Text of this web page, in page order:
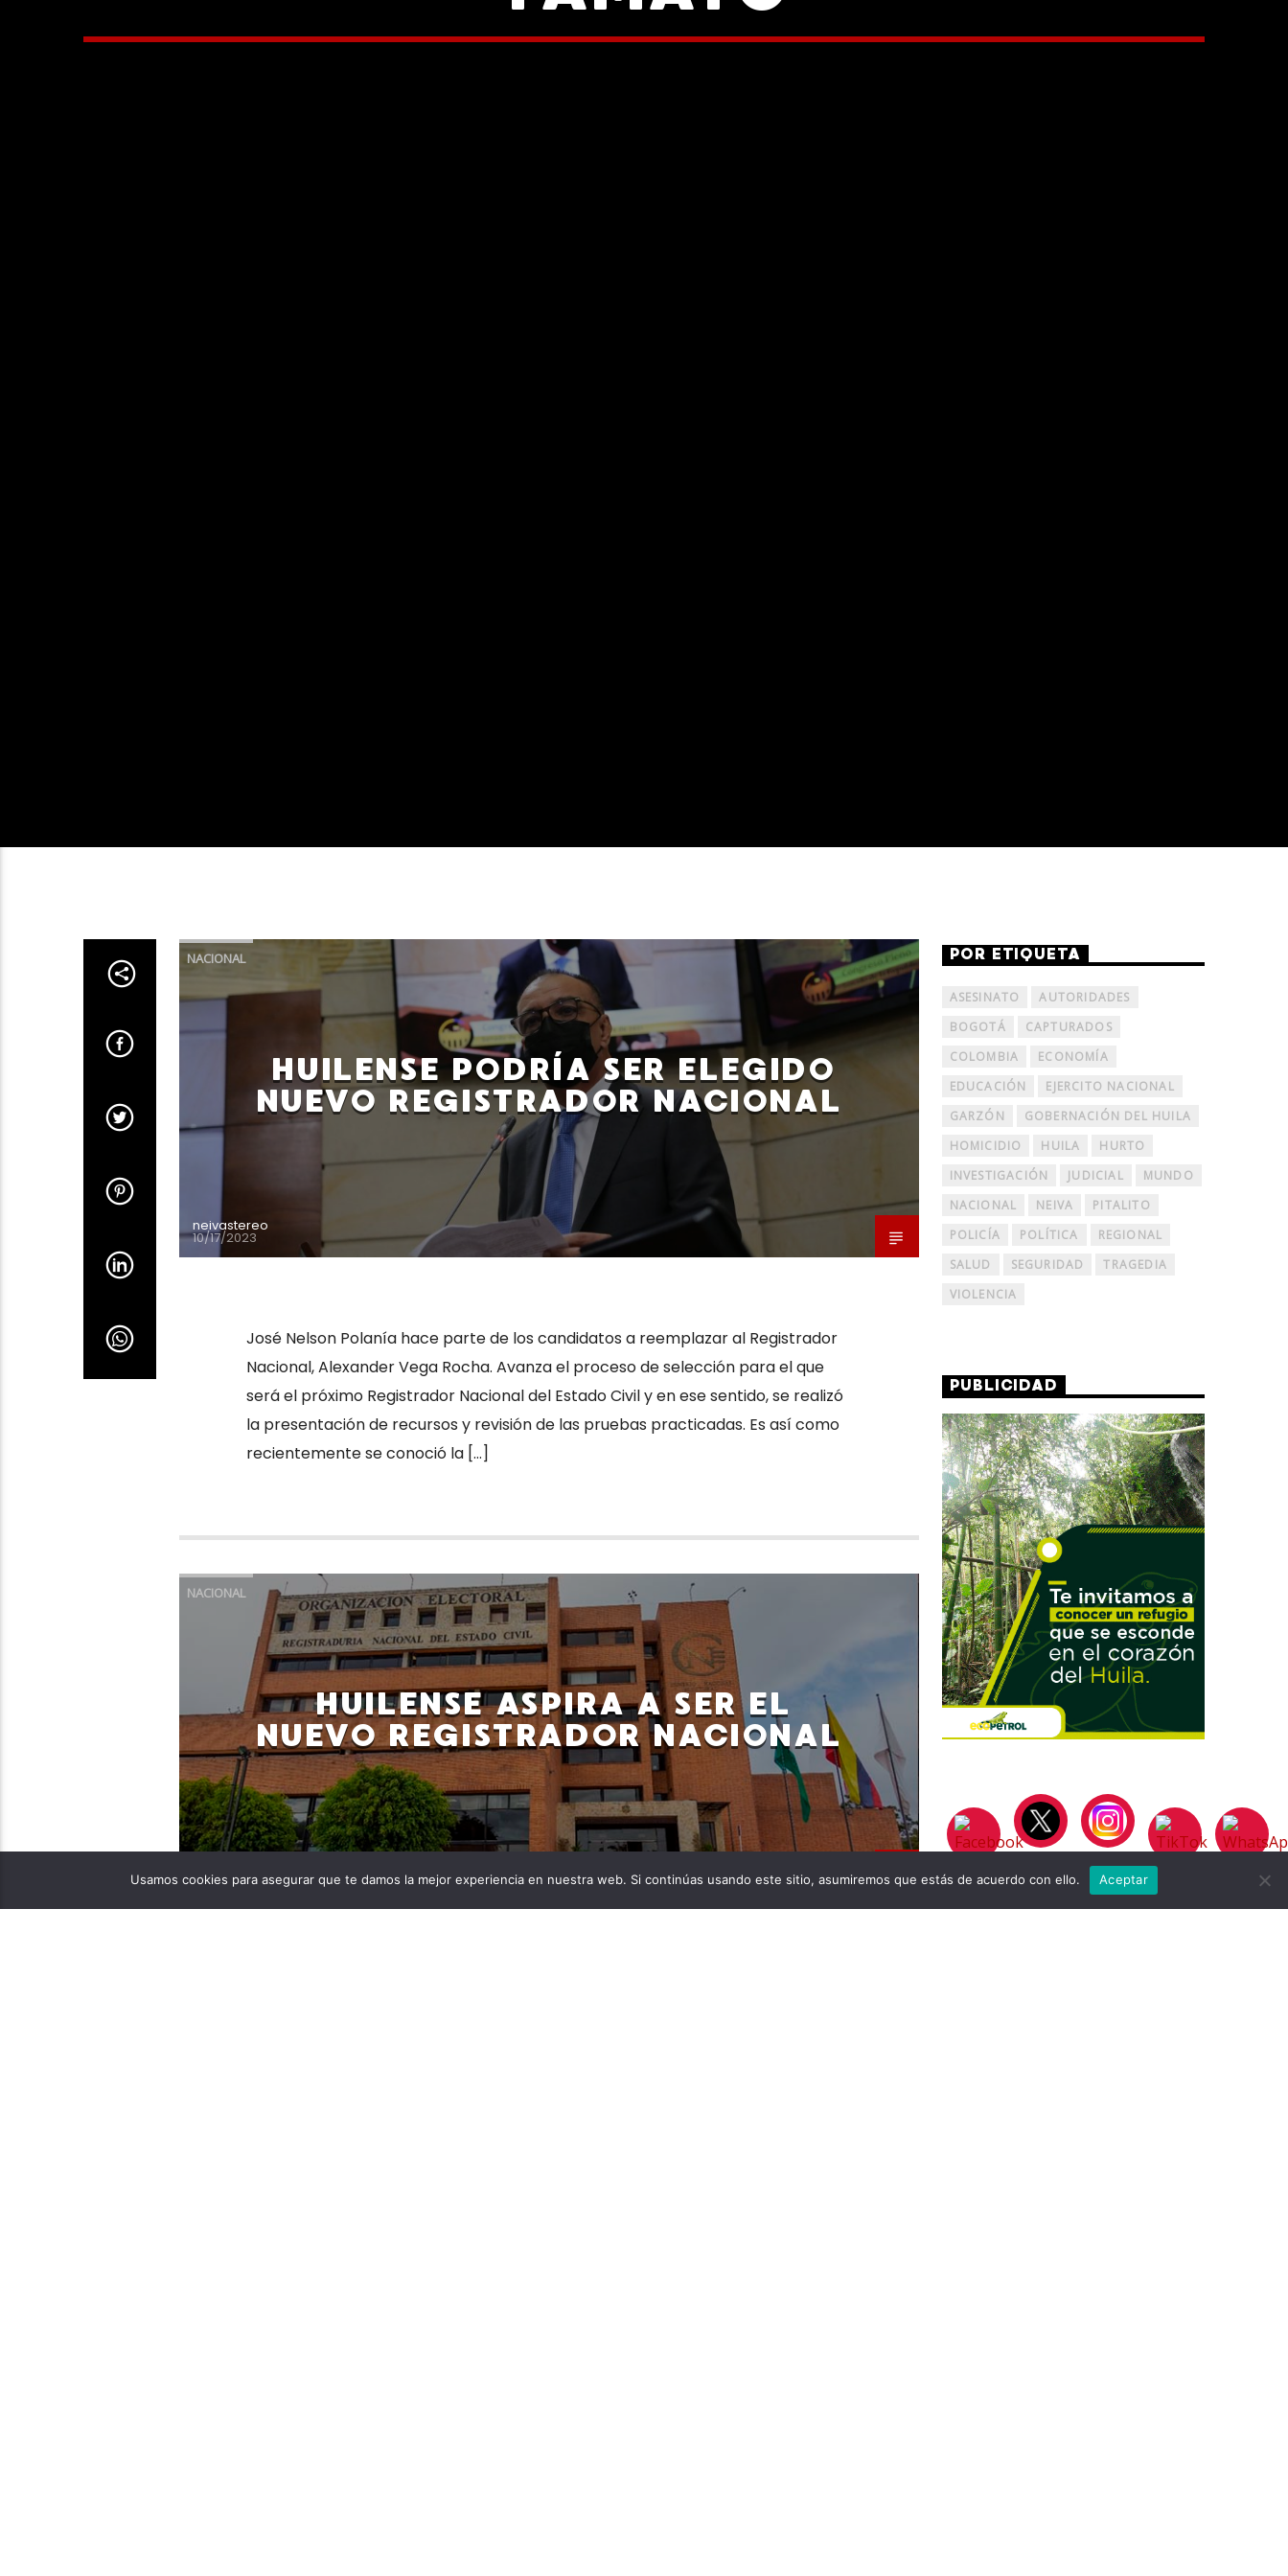
NACIONAL
HUILENSE PODRÍA SER ELEGIDO
NUEVO REGISTRADOR NACIONAL
neivastereo
10/17/2023
José Nelson Polanía hace parte de los candidatos a reemplazar al Registrador
Nacional, Alexander Vega Rocha. Avanza el proceso de selección para el que
será el próximo Registrador Nacional del Estado Civil y en ese sentido, se realizó
la presentación de recursos y revisión de las pruebas practicadas. Es así como
recientemente se conoció la […]
NACIONAL
HUILENSE ASPIRA A SER EL
NUEVO REGISTRADOR NACIONAL
07/17/2023
POR ETIQUETA
ASESINATO
AUTORIDADES
BOGOTÁ
CAPTURADOS
COLOMBIA
ECONOMÍA
EDUCACIÓN
EJERCITO NACIONAL
GARZÓN
GOBERNACIÓN DEL HUILA
HOMICIDIO
HUILA
HURTO
INVESTIGACIÓN
JUDICIAL
MUNDO
NACIONAL
NEIVA
PITALITO
POLICÍA
POLÍTICA
REGIONAL
SALUD
SEGURIDAD
TRAGEDIA
VIOLENCIA
PUBLICIDAD
Usamos cookies para asegurar que te damos la mejor experiencia en nuestra web. Si continúas usando este sitio, asumiremos que estás de acuerdo con ello. Aceptar